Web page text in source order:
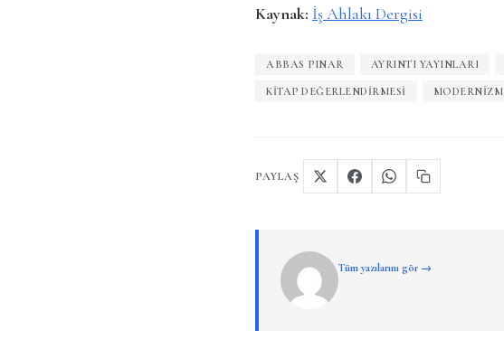
Kaynak: İş Ahlakı Dergisi
ABBAS PINAR AYRINTI YAYINLARI
KITAP DEĞERLENDIRMESI MODERNIZM
PAYLAŞ
Tüm yazılarını gör →